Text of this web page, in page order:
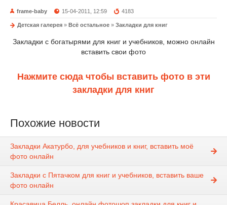
frame-baby 15-04-2011, 12:59 4183
Детская галерея » Всё остальное » Закладки для книг
Закладки с богатырями для книг и учебников, можно онлайн
вставить свои фото
Нажмите сюда чтобы вставить фото в эти
закладки для книг
Похожие новости
Закладки Акатурбо, для учебников и книг, вставить моё
фото онлайн
Закладки с Пятачком для книг и учебников, вставить ваше
фото онлайн